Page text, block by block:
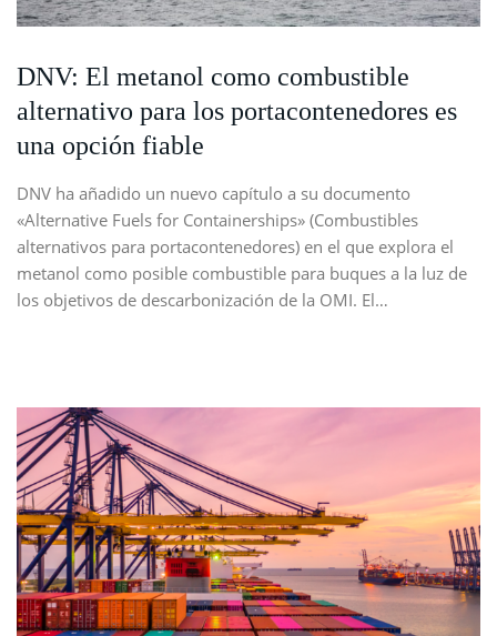
DNV: El metanol como combustible
alternativo para los portacontenedores es
una opción fiable
DNV ha añadido un nuevo capítulo a su documento
«Alternative Fuels for Containerships» (Combustibles
alternativos para portacontenedores) en el que explora el
metanol como posible combustible para buques a la luz de
los objetivos de descarbonización de la OMI. El…